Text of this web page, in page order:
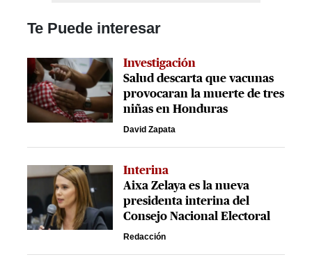
Te Puede interesar
Investigación
Salud descarta que vacunas
provocaran la muerte de tres
niñas en Honduras
David Zapata
Interina
Aixa Zelaya es la nueva
presidenta interina del
Consejo Nacional Electoral
Redacción